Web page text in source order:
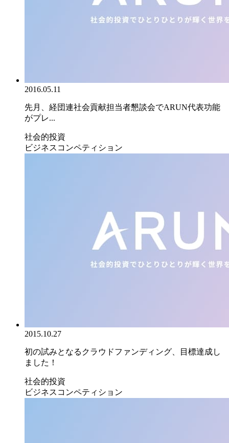
2016.05.11
先月、経団連社会貢献担当者懇談会でARUN代表功能
がプレ...
社会的投資
ビジネスコンペティション
2015.10.27
初の試みとなるクラウドファンディング、目標達成し
ました！
社会的投資
ビジネスコンペティション